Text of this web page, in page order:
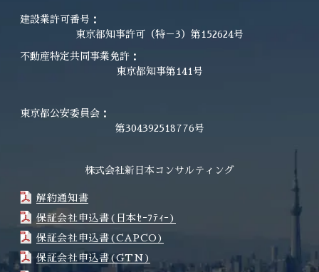
建設業許可番号：
東京都知事許可（特－3）第152624号
不動産特定共同事業免許：
東京都知事第141号
東京都公安委員会：
第304392518776号
株式会社新日本コンサルティング
解約通知書
保証会社申込書(日本ｾｰﾌﾃｨｰ)
保証会社申込書(CAPCO)
保証会社申込書(GTN)